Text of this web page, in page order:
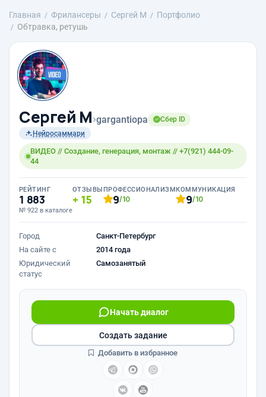
Главная Фрилансеры Сергей М
Портфолио
Обтравка, ретушь
Сергей М›gargantiopa
Сбер ID
Нейросаммари
ВИДЕО // Создание, генерация, монтаж // +7(921) 444-09-
44
РЕЙТИНГ
1 883
№ 922 в каталоге
ОТЗЫВЫ
15
ПРОФЕССИОНАЛИЗМ
9/10
КОММУНИКАЦИЯ
9/10
Город
Санкт-Петербург
На сайте с
2014 года
Юридический
статус
Самозанятый
Начать диалог
Создать задание
Добавить в избранное